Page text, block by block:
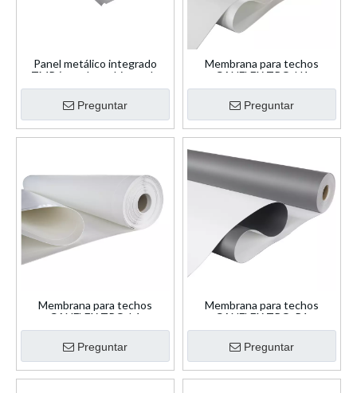
Panel metálico integrado
TMP (metal recubierto de
TPO)
Preguntar
Membrana para techos
CANFLEX TPO-H1
Preguntar
Membrana para techos
CANFLEX TPO-L1
Preguntar
Membrana para techos
CANFLEX TPO-P1
Preguntar